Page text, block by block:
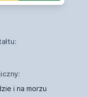
i na morzu